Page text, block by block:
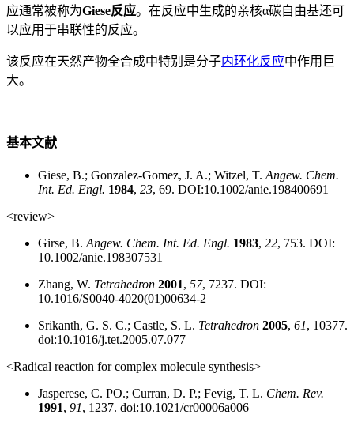
应通常被称为Giese反应。在反应中生成的亲核α碳自由基还可
以应用于串联性的反应。
该反应在天然产物全合成中特别是分子内环化反应中作用巨
大。
基本文献
Giese, B.; Gonzalez-Gomez, J. A.; Witzel, T. Angew. Chem.
Int. Ed. Engl. 1984, 23, 69. DOI:10.1002/anie.198400691
<review>
Girse, B. Angew. Chem. Int. Ed. Engl. 1983, 22, 753. DOI:
10.1002/anie.198307531
Zhang, W. Tetrahedron 2001, 57, 7237. DOI:
10.1016/S0040-4020(01)00634-2
Srikanth, G. S. C.; Castle, S. L. Tetrahedron 2005, 61, 10377.
doi:10.1016/j.tet.2005.07.077
<Radical reaction for complex molecule synthesis>
Jasperese, C. PO.; Curran, D. P.; Fevig, T. L. Chem. Rev.
1991, 91, 1237. doi:10.1021/cr00006a006